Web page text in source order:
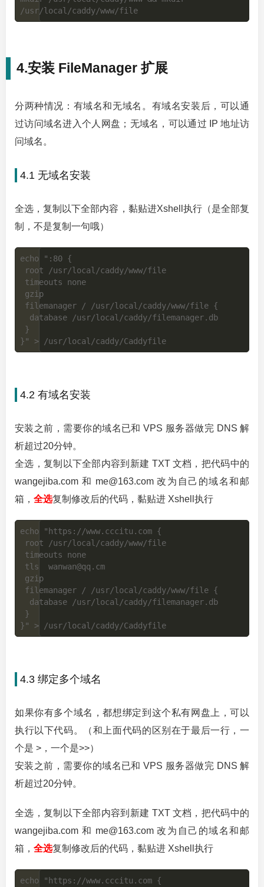
4.安装 FileManager 扩展
分两种情况：有域名和无域名。有域名安装后，可以通
过访问域名进入个人网盘；无域名，可以通过 IP 地址访
问域名。
4.1 无域名安装
全选，复制以下全部内容，黏贴进Xshell执行（是全部复
制，不是复制一句哦）
echo ":80 {
4.2 有域名安装
安装之前，需要你的域名已和 VPS 服务器做完 DNS 解
析超过20分钟。
全选，复制以下全部内容到新建 TXT 文档，把代码中的
wangejiba.com 和 me@163.com 改为自己的域名和邮
箱， 全选复制修改后的代码，黏贴进 Xshell执行
echo "https://www.cccitu.com {
4.3 绑定多个域名
如果你有多个域名，都想绑定到这个私有网盘上，可以
执行以下代码。（和上面代码的区别在于最后一行，一
个是 >，一个是>>）
安装之前，需要你的域名已和 VPS 服务器做完 DNS 解
析超过20分钟。
全选，复制以下全部内容到新建 TXT 文档，把代码中的
wangejiba.com 和 me@163.com 改为自己的域名和邮
箱， 全选复制修改后的代码，黏贴进 Xshell执行
echo "https://www.cccitu.com {